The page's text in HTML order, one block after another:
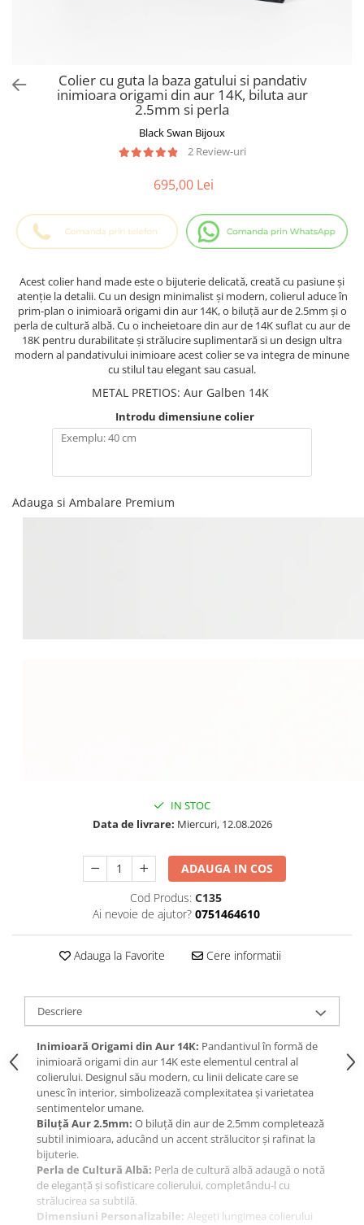
Cadouri Cupluri
Bijuterii cu mesaj Motivational
Bijuterii personalizate cu poza
Colier cu guta la baza gatului si pandativ
inimioara origami din aur 14K, biluta aur
2.5mm si perla
Black Swan Bijoux
2 Review-uri
695,00 Lei
Acest colier hand made este o bijuterie delicată, creată cu pasiune și
atenție la detalii. Cu un design minimalist și modern, colierul aduce în
prim-plan o inimioară origami din aur 14K, o biluță aur de 2.5mm și o
perla de cultură albă. Cu o incheietoare din aur de 14K suflat cu aur de
18K pentru durabilitate și strălucire suplimentară si un design ultra
modern al pandativului inimioare acest colier se va integra de minune
cu stilul tau elegant sau casual.
METAL PRETIOS: Aur Galben 14K
Introdu dimensiune colier
Adauga si Ambalare Premium
IN STOC
Data de livrare: Miercuri, 12.08.2026
ADAUGA IN COS
Cod Produs: C135
Ai nevoie de ajutor? 0751464610
Adauga la Favorite Cere informatii
Descriere
Inimioară Origami din Aur 14K: Pandantivul în formă de
inimioară origami din aur 14K este elementul central al
colierului. Designul său modern, cu linii delicate care se
unesc în interior, simbolizează complexitatea și varietatea
sentimentelor umane.
Biluță Aur 2.5mm: O biluță din aur de 2.5mm completează
subtil inimioara, aducând un accent strălucitor și rafinat la
bijuterie.
Perla de Cultură Albă: Perla de cultură albă adaugă o notă
de eleganță și sofisticare colierului, completându-l cu
strălucirea sa subtilă.
Dimensiuni Personalizabile: Alegeți lungimea colierului